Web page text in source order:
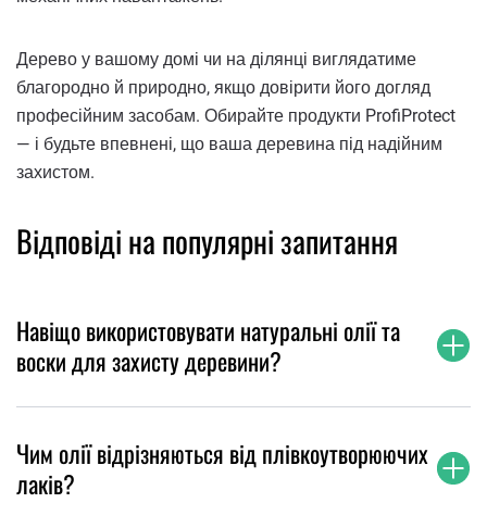
Дерево у вашому домі чи на ділянці виглядатиме
благородно й природно, якщо довірити його догляд
професійним засобам. Обирайте продукти ProfiProtect
— і будьте впевнені, що ваша деревина під надійним
захистом.
Відповіді на популярні запитання
Навіщо використовувати натуральні олії та
воски для захисту деревини?
Чим олії відрізняються від плівкоутворюючих
лаків?